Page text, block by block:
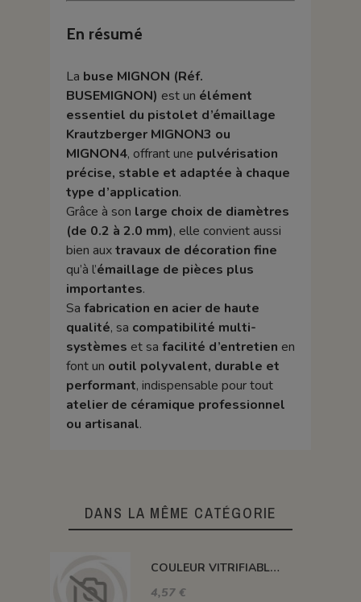
En résumé
La buse MIGNON (Réf.
BUSEMIGNON) est un élément
essentiel du pistolet d’émaillage
Krautzberger MIGNON3 ou
MIGNON4, offrant une pulvérisation
précise, stable et adaptée à chaque
type d’application.
Grâce à son large choix de diamètres
(de 0.2 à 2.0 mm), elle convient aussi
bien auxtravaux de décoration fine
qu’à l’émaillage de pièces plus
importantes.
Sa fabrication en acier de haute
qualité, sa compatibilité multi-
systèmes et sa facilité d’entretien en
font un outil polyvalent, durable et
performant, indispensable pour tout
atelier de céramique professionnel
ou artisanal.
DANS LA MÊME CATÉGORIE
COULEUR VITRIFIABLE DÉCOR SANS PLOMB JAUNE VA105
4,57 €